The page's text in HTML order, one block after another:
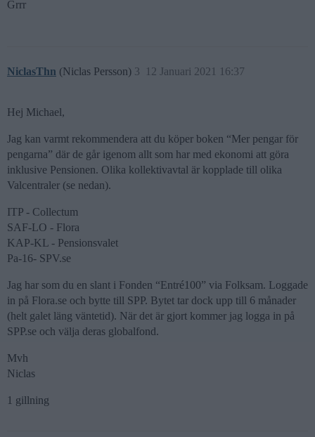
Grrr
NiclasThn (Niclas Persson) 12 Januari 2021 16:37
3
Hej Michael,
Jag kan varmt rekommendera att du köper boken “Mer pengar för
pengarna” där de går igenom allt som har med ekonomi att göra
inklusive Pensionen. Olika kollektivavtal är kopplade till olika
Valcentraler (se nedan).
ITP - Collectum
SAF-LO - Flora
KAP-KL - Pensionsvalet
Pa-16- SPV.se
Jag har som du en slant i Fonden “Entré100” via Folksam. Loggade
in på Flora.se och bytte till SPP. Bytet tar dock upp till 6 månader
(helt galet läng väntetid). När det är gjort kommer jag logga in på
SPP.se och välja deras globalfond.
Mvh
Niclas
1 gillning